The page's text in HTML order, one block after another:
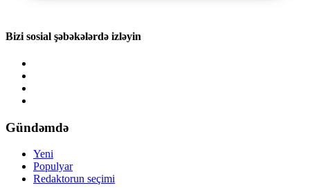
Bizi sosial şəbəkələrdə izləyin
Gündəmdə
Yeni
Populyar
Redaktorun seçimi